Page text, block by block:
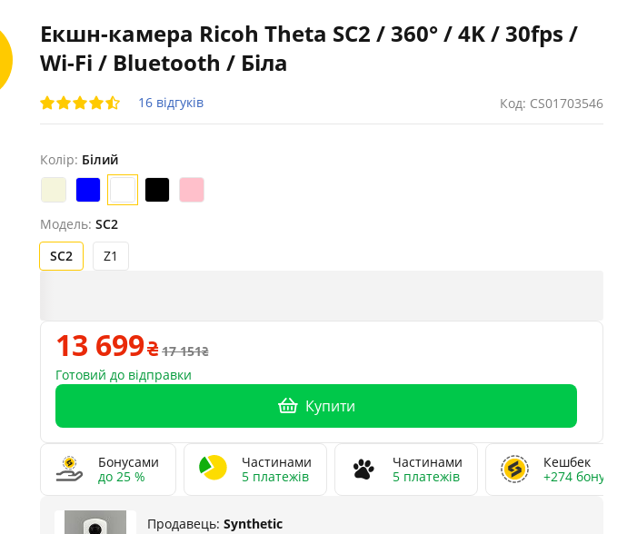
Екшн-камера Ricoh Theta SC2 / 360° / 4K / 30fps /
Wi-Fi / Bluetooth / Біла
16 відгуків Код: CS01703546
Колір: Білий
Модель: SC2
SC2
Z1
13 699
17 151
Готовий до відправки
Купити
Бонусами
до 25 %
Частинами
5 платежів
Частинами
5 платежів
Кешбек
+274 бонусів
Продавець: Synthetic